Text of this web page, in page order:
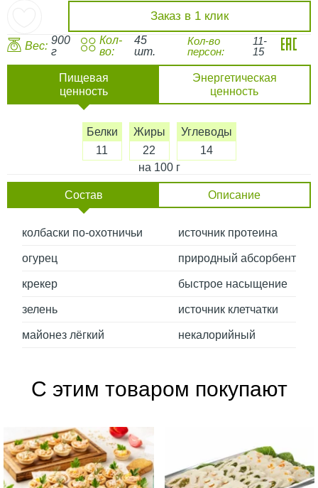
Заказ в 1 клик
Вес: 900
г
Кол-
во:
45
шт.
Кол-во
персон:
11-
15
Пищевая
ценность
Энергетическая
ценность
Белки
11
Жиры
22
Углеводы
14
на 100 г
Состав Описание
колбаски по-охотничьи источник протеина
огурец природный абсорбент
крекер быстрое насыщение
зелень источник клетчатки
майонез лёгкий некалорийный
С этим товаром покупают